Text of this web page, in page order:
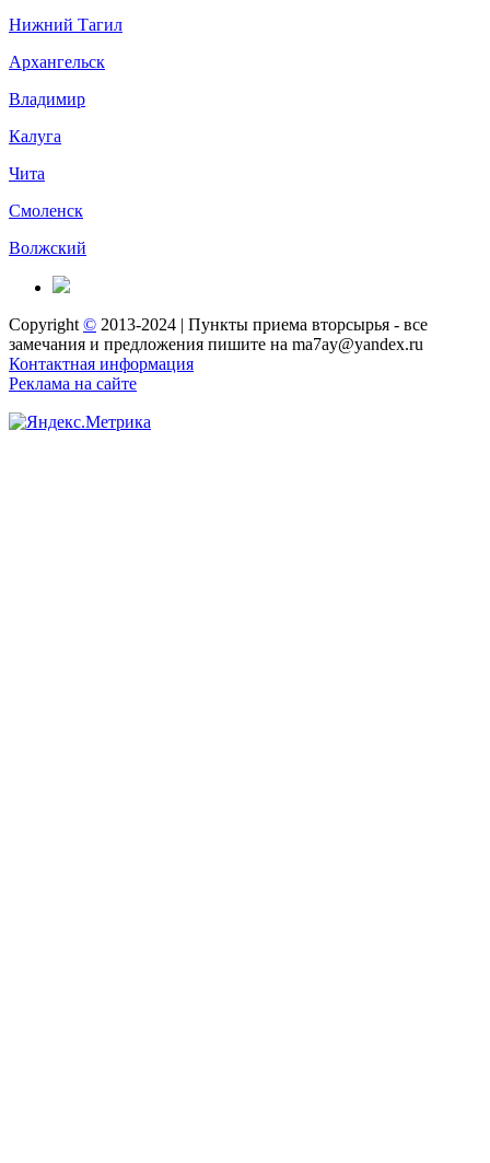
Нижний Тагил
Архангельск
Владимир
Калуга
Чита
Смоленск
Волжский
Copyright © 2013-2024 | Пункты приема вторсырья - все
замечания и предложения пишите на ma7ay@yandex.ru
Контактная информация
Реклама на сайте